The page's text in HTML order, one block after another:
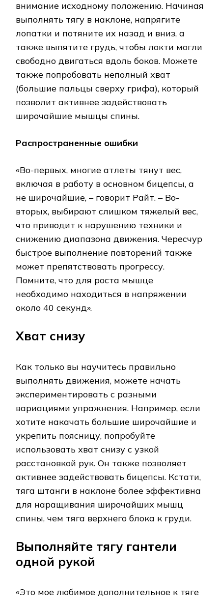
внимание исходному положению. Начиная
выполнять тягу в наклоне, напрягите
лопатки и потяните их назад и вниз, а
также выпятите грудь, чтобы локти могли
свободно двигаться вдоль боков. Можете
также попробовать неполный хват
(большие пальцы сверху грифа), который
позволит активнее задействовать
широчайшие мышцы спины.
Распространенные ошибки
«Во-первых, многие атлеты тянут вес,
включая в работу в основном бицепсы, а
не широчайшие, – говорит Райт. – Во-
вторых, выбирают слишком тяжелый вес,
что приводит к нарушению техники и
снижению диапазона движения. Чересчур
быстрое выполнение повторений также
может препятствовать прогрессу.
Помните, что для роста мышце
необходимо находиться в напряжении
около 40 секунд».
Хват снизу
Как только вы научитесь правильно
выполнять движения, можете начать
экспериментировать с разными
вариациями упражнения. Например, если
хотите накачать большие широчайшие и
укрепить поясницу, попробуйте
использовать хват снизу с узкой
расстановкой рук. Он также позволяет
активнее задействовать бицепсы. Кстати,
тяга штанги в наклоне более эффективна
для наращивания широчайших мышц
спины, чем тяга верхнего блока к груди.
Выполняйте тягу гантели
одной рукой
«Это мое любимое дополнительное к тяге